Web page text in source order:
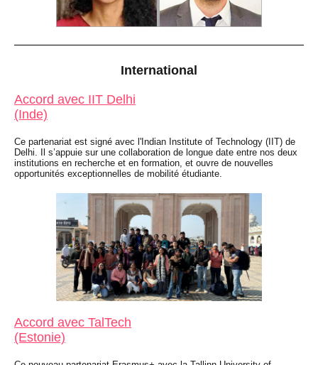
International
Accord avec IIT Delhi
(Inde)
Ce partenariat est signé avec l'Indian Institute of Technology (IIT) de
Delhi. Il s’appuie sur une collaboration de longue date entre nos deux
institutions en recherche et en formation, et ouvre de nouvelles
opportunités exceptionnelles de mobilité étudiante.
Accord avec TalTech
(Estonie)